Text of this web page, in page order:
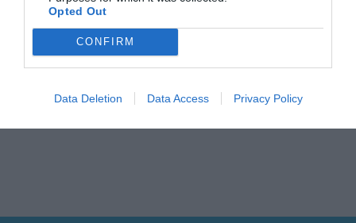
Opted Out
CONFIRM
Data Deletion Data Access Privacy Policy
treballadors
26 de novembre de 2020